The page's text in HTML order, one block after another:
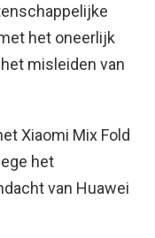
het oneerlijk
misleiden van
Xiaomi Mix Fold
het
van Huawei